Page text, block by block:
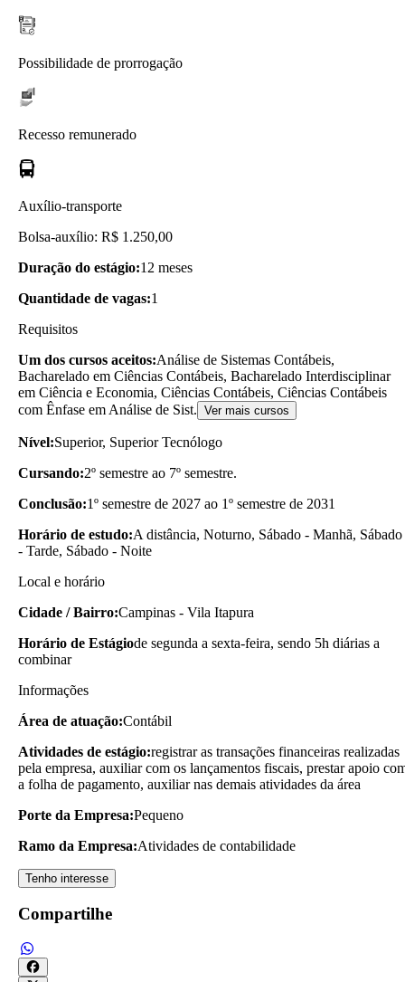
Possibilidade de prorrogação
Recesso remunerado
Auxílio-transporte
Bolsa-auxílio: R$ 1.250,00
Duração do estágio:12 meses
Quantidade de vagas:1
Requisitos
Um dos cursos aceitos:Análise de Sistemas Contábeis,
Bacharelado em Ciências Contábeis, Bacharelado Interdisciplinar
em Ciência e Economia, Ciências Contábeis, Ciências Contábeis
com Ênfase em Análise de Sist. Ver mais cursos
Nível:Superior, Superior Tecnólogo
Cursando:2º semestre ao 7º semestre.
Conclusão:1º semestre de 2027 ao 1º semestre de 2031
Horário de estudo:A distância, Noturno, Sábado - Manhã, Sábado
- Tarde, Sábado - Noite
Local e horário
Cidade / Bairro:Campinas - Vila Itapura
Horário de Estágiode segunda a sexta-feira, sendo 5h diárias a
combinar
Informações
Área de atuação:Contábil
Atividades de estágio:registrar as transações financeiras realizadas
pela empresa, auxiliar com os lançamentos fiscais, prestar apoio
a folha de pagamento, auxiliar nas demais atividades da área
Porte da Empresa:Pequeno
Ramo da Empresa:Atividades de contabilidade
Tenho interesse
Compartilhe